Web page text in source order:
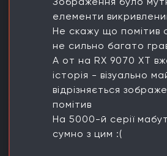
елементи
Не скажу що помітив
не сильно багато
А от на RX 9070 XT
історія - візуально
відрізняється
помітив
На 5000-й серії
сумно з цим :(